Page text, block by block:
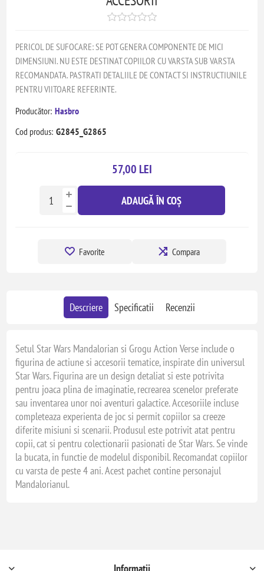
PERICOL DE SUFOCARE: SE POT GENERA COMPONENTE DE MICI
DIMENSIUNI. NU ESTE DESTINAT COPIILOR CU VARSTA SUB VARSTA
RECOMANDATA. PASTRATI DETALIILE DE CONTACT SI INSTRUCTIUNILE
PENTRU VIITOARE REFERINTE.
Producător: Hasbro
Cod produs: G2845_G2865
57,00 LEI
ADAUGĂ ÎN COȘ
Favorite Compara
Descriere Specificatii Recenzii
Setul Star Wars Mandalorian si Grogu Action Verse include o
figurina de actiune si accesorii tematice, inspirate din universul
Star Wars. Figurina are un design detaliat si este potrivita
pentru joaca plina de imaginatie, recrearea scenelor preferate
sau inventarea unor noi aventuri galactice. Accesoriile incluse
completeaza experienta de joc si permit copiilor sa creeze
diferite misiuni si scenarii. Produsul este potrivit atat pentru
copii, cat si pentru colectionarii pasionati de Star Wars. Se vinde
la bucata, in functie de modelul disponibil. Recomandat copiilor
cu varsta de peste 4 ani. Acest pachet contine personajul
Mandalorianul.